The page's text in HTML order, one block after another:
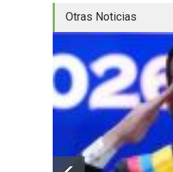
Otras Noticias